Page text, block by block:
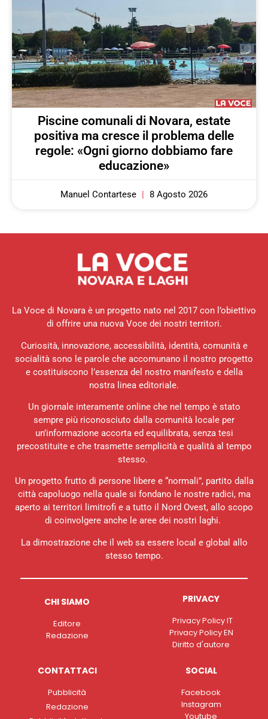
Piscine comunali di Novara, estate
positiva ma cresce il problema delle
regole: «Ogni giorno dobbiamo fare
educazione»
Manuel Contartese 8 Agosto 2026
La Voce di Novara è un progetto nato nel 2017 con l’obiettivo
di offrire una nuova Voce dei nostri territori.
Curiosità, innovazione, accessibilità, identità, comunità e
socialità sono le parole che accomunano il nostro progetto
e costituiscono l’essenza del nostro manifesto e della
nostra linea editoriale.
Un giornale interamente online che nel tempo è stato
sempre più riconosciuto dalla comunità locale per
un’informazione accorta ed equilibrata, senza tesi
precostituite e che trasmette semplicità e qualità al tempo
stesso.
Un progetto frutto di persone libere e “normali”, partito dalla
città capoluogo nella quale si fondano le nostre radici, ma
aperto ai territori limitrofi e a tutto il Nord Ovest, allo scopo
di coinvolgere anche le aree dei nostri laghi.
La dimostrazione che il web sa essere local e global allo
stesso tempo.
CHI SIAMO
Editore
Redazione
PRIVACY
Privacy Policy IT
Privacy Policy EN
Diritto d'autore
CONTATTACI
Pubblicità
Redazione
SOCIAL
Facebook
Instagram
Youtube